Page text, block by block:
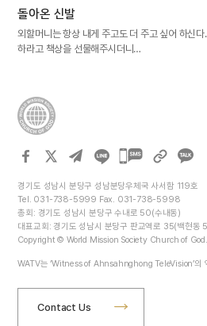
돌아온 신발
외할머니는 항상 내게 주고도 더 주고 싶어 하신
하라고 책상을 선물해주시더니…
카카오
경기도 성남시 분당구 성남분당우체국 사서함 119호
Tel. 031-738-5999 Fax. 031-738-5998
총회: 경기도 성남시 분당구 수내로 50(수내동)
대표교회: 경기도 성남시 분당구 판교역로 35(백현동
Copyright © World Mission Society Church of God.
WATV는 ‘Witness of Ahnsahnghong TeleVision’의
Contact Us